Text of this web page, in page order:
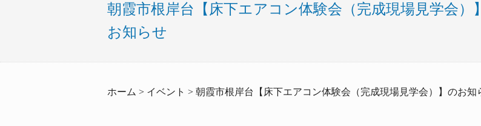
朝霞市根岸台【床下エアコン体験会（完成現場見学会）
お知らせ
ホーム > イベント > 朝霞市根岸台【床下エアコン体験会（完成現場見学会）】のお知